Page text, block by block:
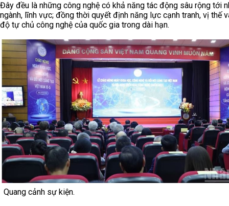
Đây đều là những công nghệ có khả năng tác động sâu rộng tới
ngành, lĩnh vực; đồng thời quyết định năng lực cạnh tranh, vị thế
độ tự chủ công nghệ của quốc gia trong dài hạn.
Quang cảnh sự kiện.